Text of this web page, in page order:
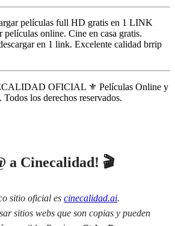
películas full HD gratis en 1 LINK
películas online. Cine en casa gratis.
en 1 link. Excelente calidad brrip
OFICIAL ⚜️ Películas Online y
los derechos reservados.
a Cinecalidad! 🎬
sitio oficial es cinecalidad.ai.
sitios webs que son copias y pueden